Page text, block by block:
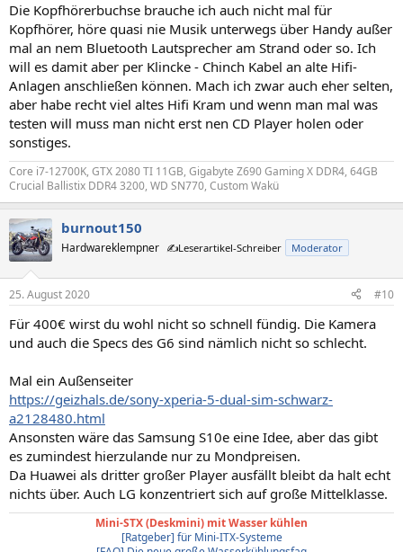
Die Kopfhörerbuchse brauche ich auch nicht mal für
Kopfhörer, höre quasi nie Musik unterwegs über Handy außer
mal an nem Bluetooth Lautsprecher am Strand oder so. Ich
will es damit aber per Klincke - Chinch Kabel an alte Hifi-
Anlagen anschließen können. Mach ich zwar auch eher selten,
aber habe recht viel altes Hifi Kram und wenn man mal was
testen will muss man nicht erst nen CD Player holen oder
sonstiges.
Core i7-12700K, GTX 2080 TI 11GB, Gigabyte Z690 Gaming X DDR4, 64GB
Crucial Ballistix DDR4 3200, WD SN770, Custom Wakü
burnout150
Hardwareklempner ✍️Leserartikel-Schreiber Moderator
25. August 2020 #10
Für 400€ wirst du wohl nicht so schnell fündig. Die Kamera
und auch die Specs des G6 sind nämlich nicht so schlecht.
Mal ein Außenseiter
https://geizhals.de/sony-xperia-5-dual-sim-schwarz-
a2128480.html
Ansonsten wäre das Samsung S10e eine Idee, aber das gibt
es zumindest hierzulande nur zu Mondpreisen.
Da Huawei als dritter großer Player ausfällt bleibt da halt echt
nichts über. Auch LG konzentriert sich auf große Mittelklasse.
Mini-STX (Deskmini) mit Wasser kühlen
[Ratgeber] für Mini-ITX-Systeme